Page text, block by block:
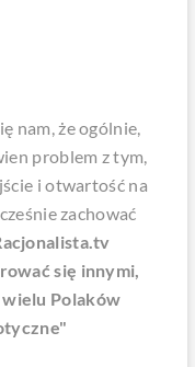
nam, że ogólnie,
problem z tym,
i otwartość na
zachować
się innymi,
Polaków